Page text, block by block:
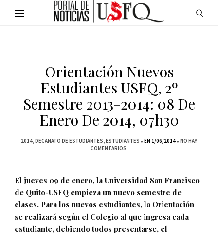
Orientación Nuevos
Estudiantes USFQ, 2º
Semestre 2013-2014: 08 De
Enero De 2014, 07h30
2014 DECANATO DE ESTUDIANTES ESTUDIANTES EN 1/06/2014
NO HAY
COMENTARIOS.
El jueves 09 de enero, la Universidad San Francisco
de Quito-USFQ empieza un nuevo semestre de
clases. Para los nuevos estudiantes, la Orientación
se realizará según el Colegio al que ingresa cada
estudiante, debiendo todos presentarse, el